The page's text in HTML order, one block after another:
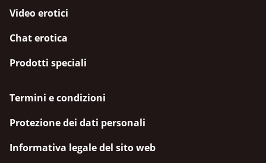
Video erotici
Chat erotica
Prodotti speciali
Termini e condizioni
Protezione dei dati personali
Informativa legale del sito web